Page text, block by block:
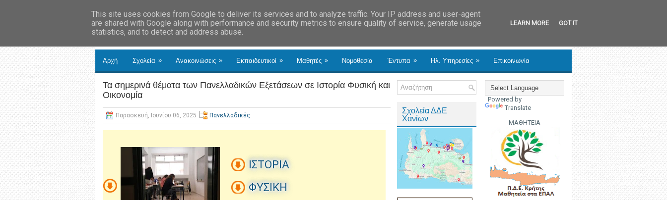
Αρχή Σχολεία » Ανακοινώσεις » Εκπαιδευτικοί » Μαθητές » Νομοθεσία Έντυπα » Ηλ. Υπηρεσίες » Επικοινωνία
Τα σημερινά θέματα των Πανελλαδικών Εξετάσεων σε Ιστορία Φυσική και
Οικονομία
Παρασκευή, Ιουνίου 06, 2025 Πανελλαδικές
ΙΣΤΟΡΙΑ
ΦΥΣΙΚΗ
Σχολεία ΔΔΕ
Χανίων
Powered by
Translate
ΜΑΘΗΤΕΙΑ
This site uses cookies from Google to deliver its services and to analyze traffic. Your IP address and user-agent
are shared with Google along with performance and security metrics to ensure quality of service, generate usage
statistics, and to detect and address abuse.
LEARN MORE GOT IT